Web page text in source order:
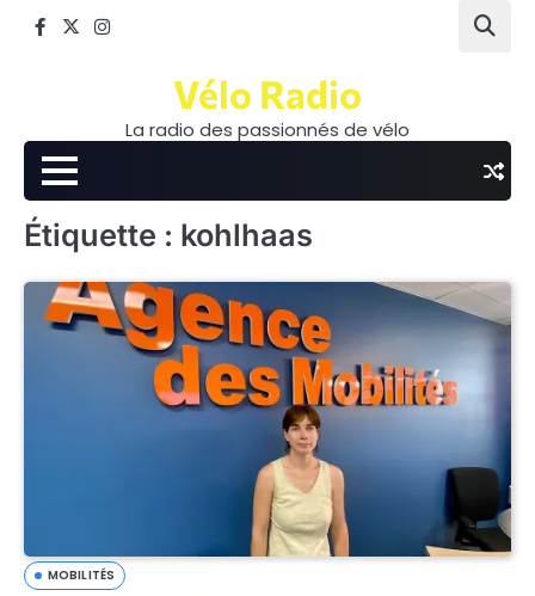
Facebook
TwitterInstagram
Vélo Radio
La radio des passionnés de vélo
Étiquette : kohlhaas
MOBILITÉS